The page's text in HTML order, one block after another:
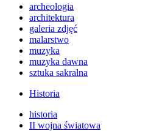
archeologia
architektura
galeria zdjęć
malarstwo
muzyka
muzyka dawna
sztuka sakralna
Historia
historia
II wojna światowa